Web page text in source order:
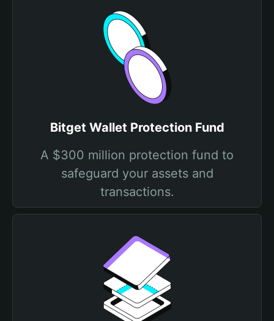
Bitget Wallet Protection Fund
A $300 million protection fund to
safeguard your assets and
transactions.